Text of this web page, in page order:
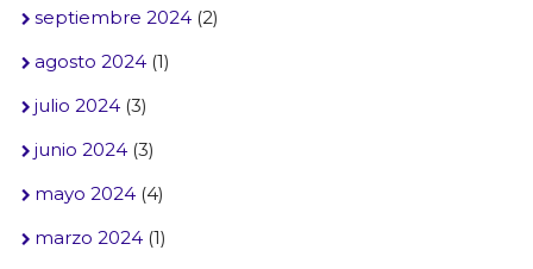
septiembre 2024(2)
agosto 2024(1)
julio 2024(3)
junio 2024(3)
mayo 2024(4)
marzo 2024(1)